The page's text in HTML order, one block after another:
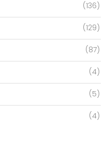
(136)
(129)
(87)
(4)
(5)
(4)